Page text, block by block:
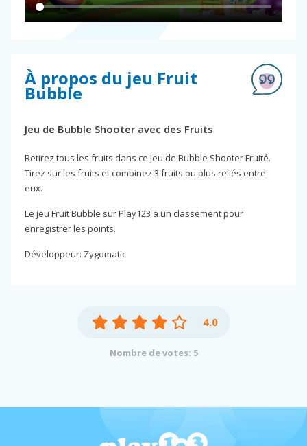
À propos du jeu Fruit
Bubble
Jeu de Bubble Shooter avec des Fruits
Retirez tous les fruits dans ce jeu de Bubble Shooter Fruité.
Tirez sur les fruits et combinez 3 fruits ou plus reliés entre
eux.
Le jeu Fruit Bubble sur Play123 a un classement pour
enregistrer les points.
Développeur: Zygomatic
4.0
Nombre de votes: 5